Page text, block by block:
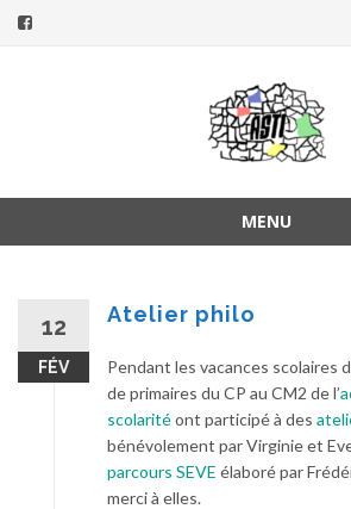
MENU
12
FÉV
Atelier philo
Pendant les vacances scolaires
de primaires du CP au CM2 de l’
scolaritéont participé à des
bénévolement par Virginie et
parcours SEVE élaboré par
merci à elles.